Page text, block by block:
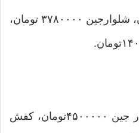
یراهن ساده ۲۸۸۰۰۰۰تومان، شلوارجین ۳۷۸۰۰۰۰ تومان،
بلوز: ۲۳۰۰۰۰۰تومان، شلوار جین ۴۵۰۰۰۰۰تومان، کفش